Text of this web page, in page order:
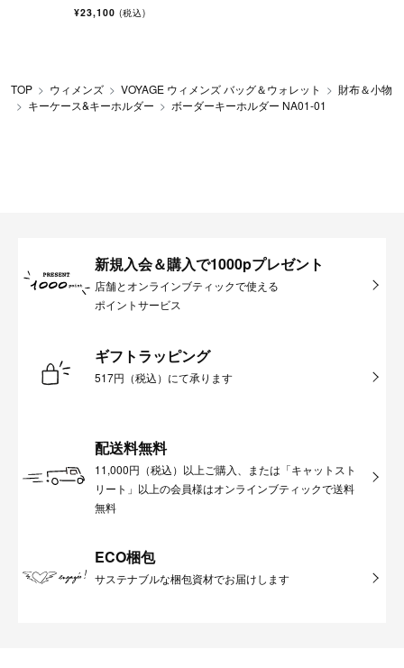
¥23,100 (税込)
TOP ウィメンズ VOYAGE ウィメンズ バッグ＆ウォレット
財布＆小物
キーケース&キーホルダー
ボーダーキーホルダー NA01-01
新規入会＆購入で1000pプレゼント
店舗とオンラインブティックで使える
ポイントサービス
ギフトラッピング
517円（税込）にて承ります
配送料無料
11,000円（税込）以上ご購入、または「キャットスト
リート」以上の会員様はオンラインブティックで送料
無料
ECO梱包
サステナブルな梱包資材でお届けします